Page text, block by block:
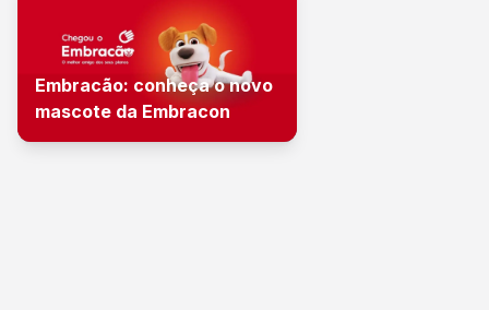
Embracão: conheça o novo
mascote da Embracon